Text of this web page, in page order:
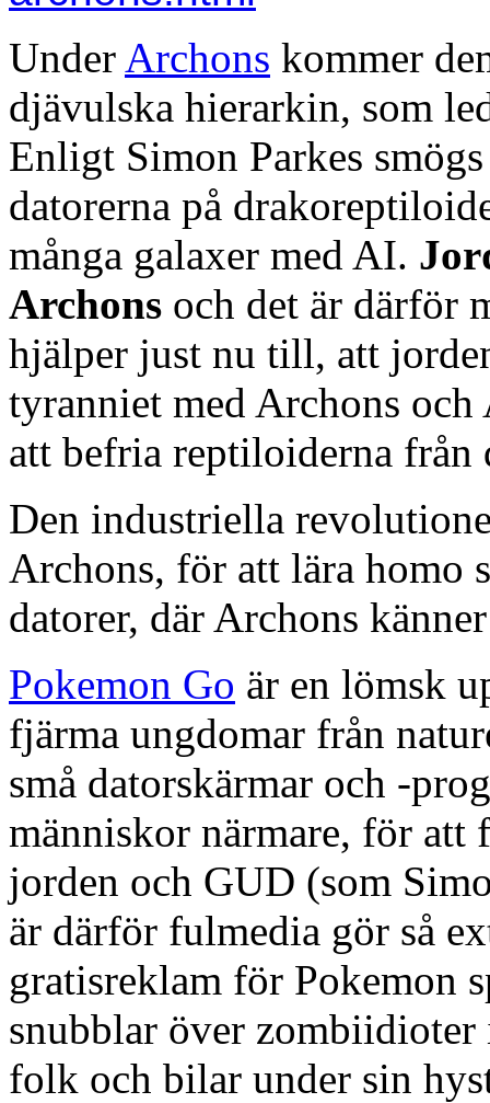
Under Archons kommer
djävulska hierarkin, som
Enligt Simon Parkes
datorerna på
många galaxer med AI.
Archons och det är därför
hjälper just nu till, att
tyranniet med Archons och
att befria reptiloiderna från
Den industriella
Archons, för att lära homo
datorer, där Archons
Pokemon Go är en lömsk
fjärma ungdomar från
små datorskärmar och -
människor närmare, för att
jorden och GUD (som
är därför fulmedia gör så
gratisreklam för Pokemon
snubblar över zombiidioter
folk och bilar under sin